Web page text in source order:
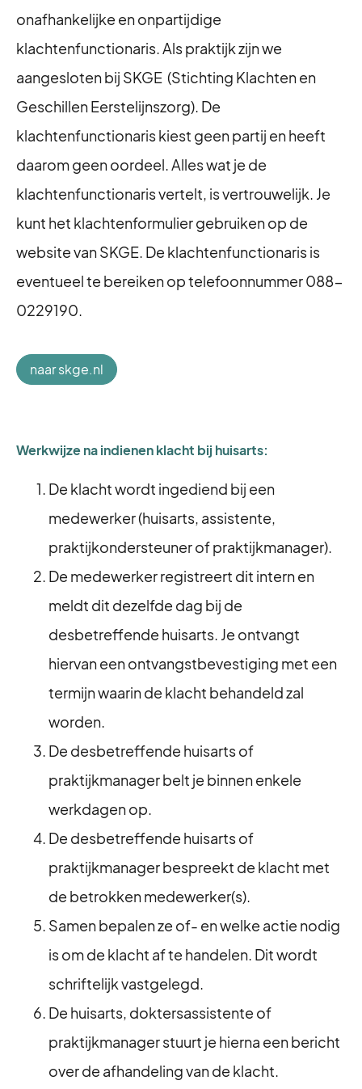
onafhankelijke en onpartijdige
klachtenfunctionaris. Als praktijk zijn we
aangesloten bij SKGE (Stichting Klachten en
Geschillen Eerstelijnszorg). De
klachtenfunctionaris kiest geen partij en heeft
daarom geen oordeel. Alles wat je de
klachtenfunctionaris vertelt, is vertrouwelijk. Je
kunt het klachtenformulier gebruiken op de
website van SKGE. De klachtenfunctionaris is
eventueel te bereiken op telefoonnummer 088-
0229190.
naar skge.nl​​​​​​​​​​​​​​
Werkwijze na indienen klacht bij huisarts:
De klacht wordt ingediend bij een
medewerker (huisarts, assistente,
praktijkondersteuner of praktijkmanager).
De medewerker registreert dit intern en
meldt dit dezelfde dag bij de
desbetreffende huisarts. Je ontvangt
hiervan een ontvangstbevestiging met een
termijn waarin de klacht behandeld zal
worden.
De desbetreffende huisarts of
praktijkmanager belt je binnen enkele
werkdagen op.
De desbetreffende huisarts of
praktijkmanager bespreekt de klacht met
de betrokken medewerker(s).
Samen bepalen ze of- en welke actie nodig
is om de klacht af te handelen. Dit wordt
schriftelijk vastgelegd.
De huisarts, doktersassistente of
praktijkmanager stuurt je hierna een bericht
over de afhandeling van de klacht.